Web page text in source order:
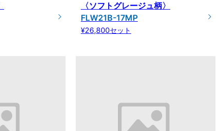
〈ソフトグレージュ柄〉
FLW21B-17MP
¥26,800セット